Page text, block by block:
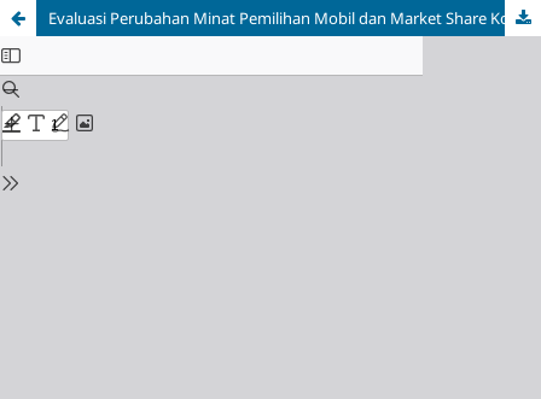
Evaluasi Perubahan Minat Pemilihan Mobil dan Market Share Konsumen di Showroom Pabrikan Honda